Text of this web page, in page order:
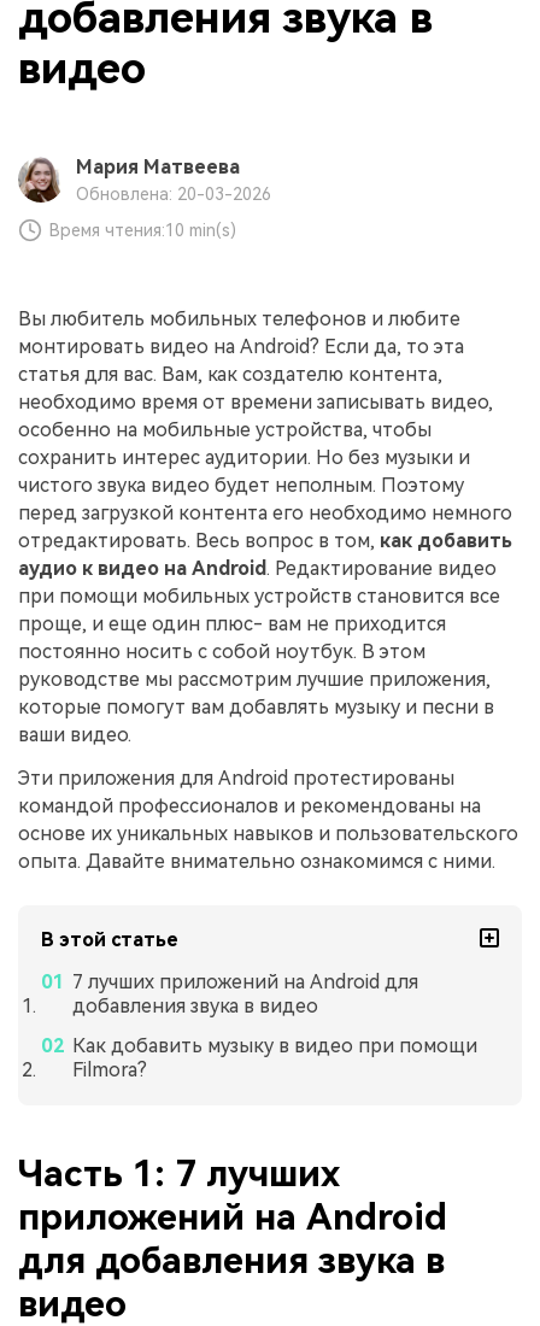
добавления звука в
видео
Мария Матвеева
Обновлена: 20-03-2026
Время чтения:10 min(s)
Вы любитель мобильных телефонов и любите
монтировать видео на Android? Если да, то эта
статья для вас. Вам, как создателю контента,
необходимо время от времени записывать видео,
особенно на мобильные устройства, чтобы
сохранить интерес аудитории. Но без музыки и
чистого звука видео будет неполным. Поэтому
перед загрузкой контента его необходимо немного
отредактировать. Весь вопрос в том, как добавить
аудио к видео на Android . Редактирование видео
при помощи мобильных устройств становится все
проще, и еще один плюс- вам не приходится
постоянно носить с собой ноутбук. В этом
руководстве мы рассмотрим лучшие приложения,
которые помогут вам добавлять музыку и песни в
ваши видео.
Эти приложения для Android протестированы
командой профессионалов и рекомендованы на
основе их уникальных навыков и пользовательского
опыта. Давайте внимательно ознакомимся с ними.
В этой статье
7 лучших приложений на Android для
добавления звука в видео
Как добавить музыку в видео при помощи
Filmora?
Часть 1: 7 лучших
приложений на Android
для добавления звука в
видео